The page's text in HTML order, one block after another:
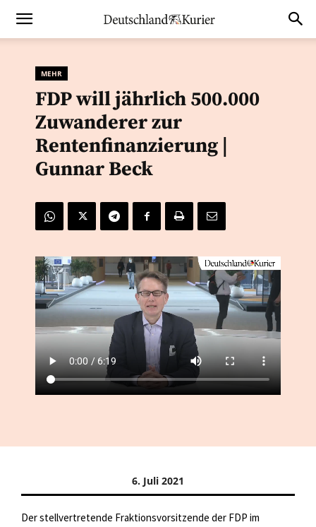
MEHR
FDP will jährlich 500.000
Zuwanderer zur
Rentenfinanzierung |
Gunnar Beck
6. Juli 2021
Der stellvertretende Fraktionsvorsitzende der FDP im